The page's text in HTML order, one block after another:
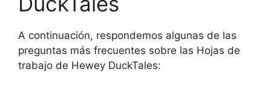
A continuación, respondemos algunas de las
preguntas más frecuentes sobre las Hojas de
trabajo de Hewey DuckTales: